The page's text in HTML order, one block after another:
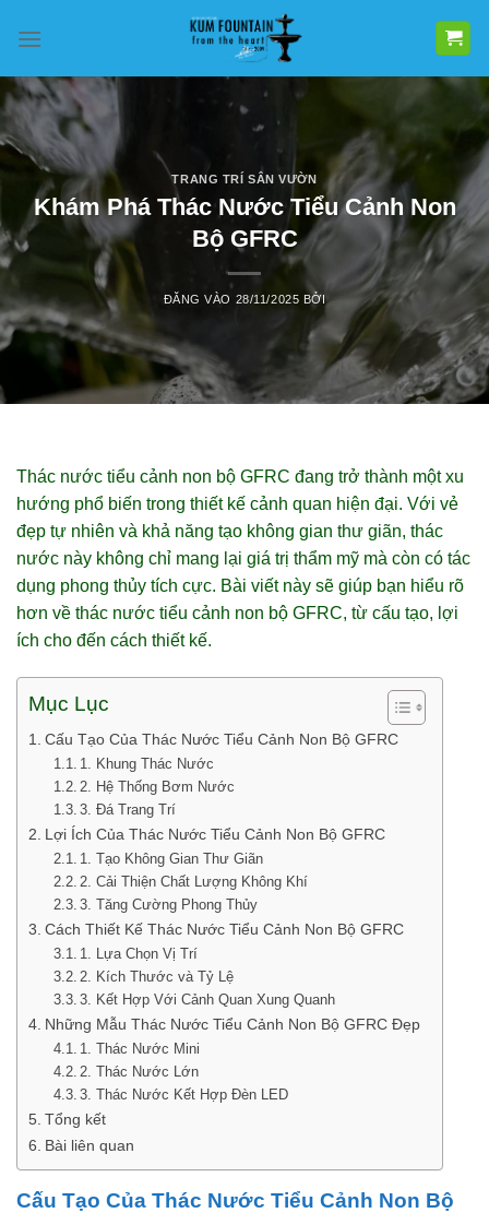
qua
dung
TRANG TRÍ SÂN VƯỜN
Khám Phá Thác Nước Tiểu Cảnh Non
Bộ GFRC
ĐĂNG VÀO 28/11/2025 BỞI
Thác nước tiểu cảnh non bộ GFRC đang trở thành một xu
hướng phổ biến trong thiết kế cảnh quan hiện đại. Với vẻ
đẹp tự nhiên và khả năng tạo không gian thư giãn, thác
nước này không chỉ mang lại giá trị thẩm mỹ mà còn có tác
dụng phong thủy tích cực. Bài viết này sẽ giúp bạn hiểu rõ
hơn về thác nước tiểu cảnh non bộ GFRC, từ cấu tạo, lợi
ích cho đến cách thiết kế.
Mục Lục
Cấu Tạo Của Thác Nước Tiểu Cảnh Non Bộ GFRC
1. Khung Thác Nước
2. Hệ Thống Bơm Nước
3. Đá Trang Trí
Lợi Ích Của Thác Nước Tiểu Cảnh Non Bộ GFRC
1. Tạo Không Gian Thư Giãn
2. Cải Thiện Chất Lượng Không Khí
3. Tăng Cường Phong Thủy
Cách Thiết Kế Thác Nước Tiểu Cảnh Non Bộ GFRC
1. Lựa Chọn Vị Trí
2. Kích Thước và Tỷ Lệ
3. Kết Hợp Với Cảnh Quan Xung Quanh
Những Mẫu Thác Nước Tiểu Cảnh Non Bộ GFRC Đẹp
1. Thác Nước Mini
2. Thác Nước Lớn
3. Thác Nước Kết Hợp Đèn LED
Tổng kết
Bài liên quan
Cấu Tạo Của Thác Nước Tiểu Cảnh Non Bộ